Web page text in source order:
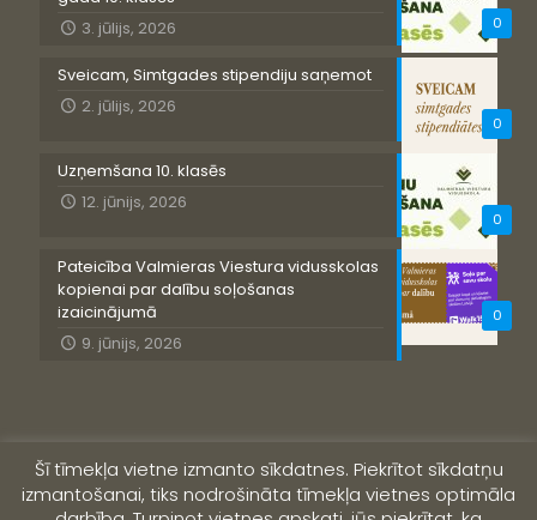
0
3. jūlijs, 2026
0
Sveicam, Simtgades stipendiju saņemot
2. jūlijs, 2026
0
Uzņemšana 10. klasēs
12. jūnijs, 2026
0
Pateicība Valmieras Viestura vidusskolas
kopienai par dalību soļošanas
izaicinājumā
9. jūnijs, 2026
Šī tīmekļa vietne izmanto sīkdatnes. Piekrītot sīkdatņu
izmantošanai, tiks nodrošināta tīmekļa vietnes optimāla